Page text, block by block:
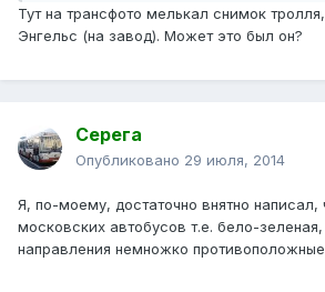
Тут на трансфото мелькал снимок
Энгельс (на завод). Может это был он?
Серега
Опубликовано 29 июля, 2014
Я, по-моему, достаточно внятно написал,
московских автобусов т.е. бело-
направления немножко